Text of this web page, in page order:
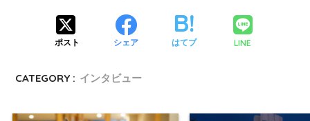
ポスト シェア はてブ LINE
CATEGORY : インタビュー